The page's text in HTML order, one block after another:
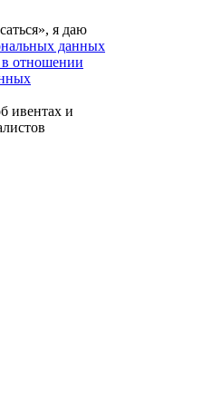
я даю
данных
отношении
ивентах и